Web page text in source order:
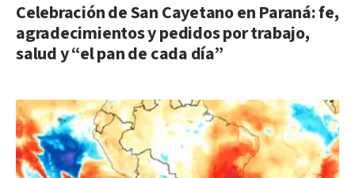
Celebración de San Cayetano en Paraná: fe,
agradecimientos y pedidos por trabajo,
salud y “el pan de cada día”